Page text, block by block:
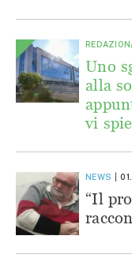
Uno
alla
vi
NEWS
“Il